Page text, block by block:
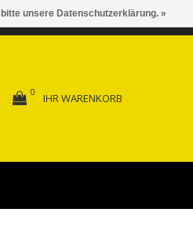
IHR WARENKORB
0
unsere Datenschutzerklärung. »